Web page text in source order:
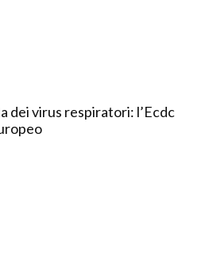
dei virus respiratori: l’Ecdc